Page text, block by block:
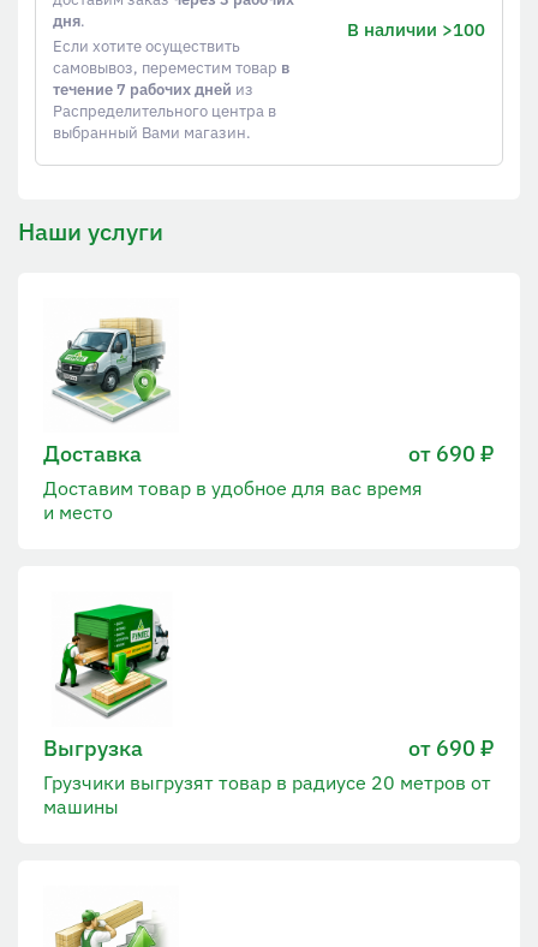
дня.
Если хотите осуществить
самовывоз, переместим товар в
течение 7 рабочих дней из
Распределительного центра в
выбранный Вами магазин.
В наличии >100
Наши услуги
Доставка от 690 ₽
Доставим товар в удобное для вас время
и место
Выгрузка от 690 ₽
Грузчики выгрузят товар в радиусе 20 метров от
машины